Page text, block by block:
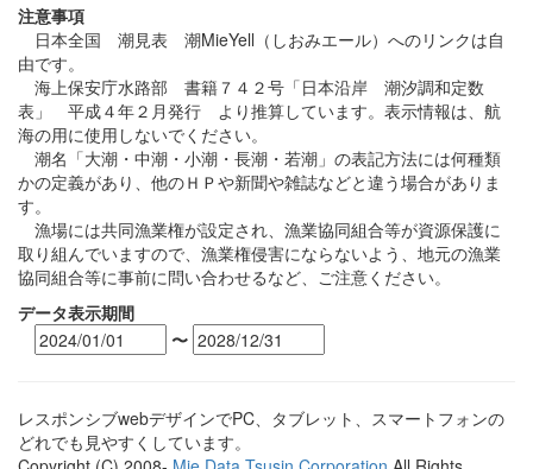
注意事項
日本全国 潮見表 潮MieYell（しおみエール）へのリンクは自
由です。
海上保安庁水路部 書籍７４２号「日本沿岸 潮汐調和定数
表」 平成４年２月発行 より推算しています。表示情報は、航
海の用に使用しないでください。
潮名「大潮・中潮・小潮・長潮・若潮」の表記方法には何種類
かの定義があり、他のＨＰや新聞や雑誌などと違う場合がありま
す。
漁場には共同漁業権が設定され、漁業協同組合等が資源保護に
取り組んでいますので、漁業権侵害にならないよう、地元の漁業
協同組合等に事前に問い合わせるなど、ご注意ください。
データ表示期間
〜
レスポンシブwebデザインでPC、タブレット、スマートフォンの
どれでも見やすくしています。